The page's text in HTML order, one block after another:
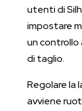
utenti di
impostare
un controllo
di taglio.
Regolare la
avviene